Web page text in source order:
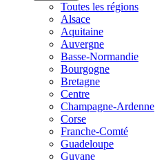
Toutes les régions
Alsace
Aquitaine
Auvergne
Basse-Normandie
Bourgogne
Bretagne
Centre
Champagne-Ardenne
Corse
Franche-Comté
Guadeloupe
Guyane